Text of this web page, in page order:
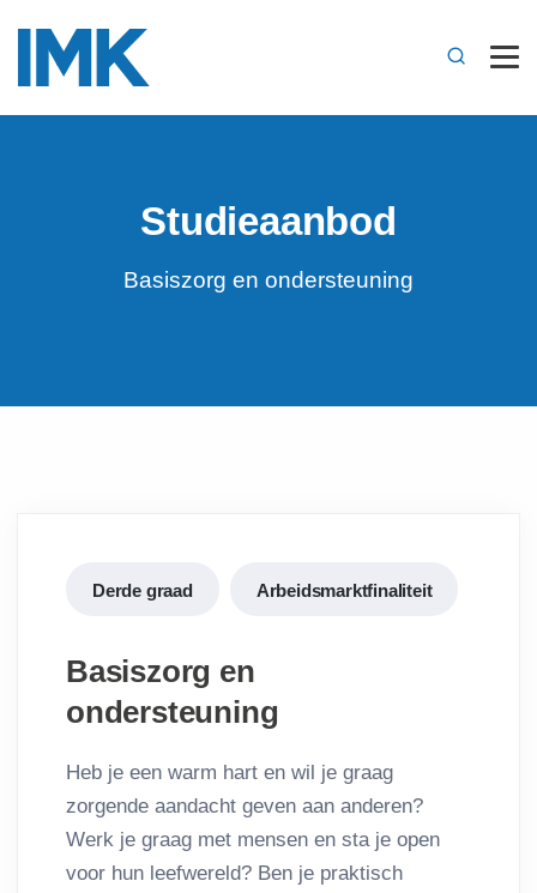
Studieaanbod
Basiszorg en ondersteuning
Derde graad Arbeidsmarktfinaliteit
Basiszorg en
ondersteuning
Heb je een warm hart en wil je graag
zorgende aandacht geven aan anderen?
Werk je graag met mensen en sta je open
voor hun leefwereld? Ben je praktisch